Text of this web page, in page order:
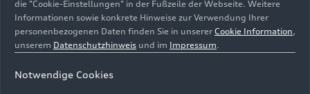
- / 1
Elektrisches Drehmoment vorne / hinten in Nm
die "Cookie-Einstellungen" in der Fußzeile der Webseite. Weitere
Informationen sowie konkrete Hinweise zur Verwendung Ihrer
personenbezogenen Daten finden Sie in unserer Cookie Information,
unserem Datenschutzhinweis und im Impressum.
Notwendige Cookies